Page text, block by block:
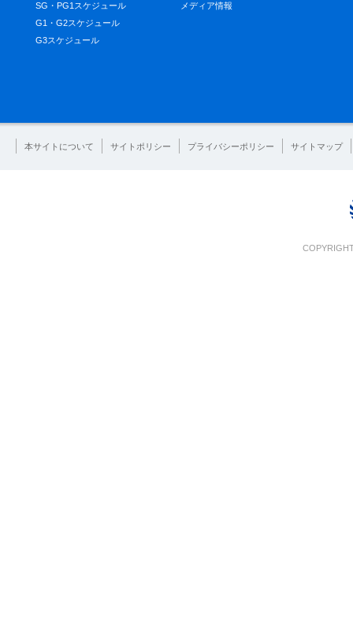
SG・PG1スケジュール
G1・G2スケジュール
G3スケジュール
メディア情報
本サイトについて サイトポリシー プライバシーポリシー サイトマップ